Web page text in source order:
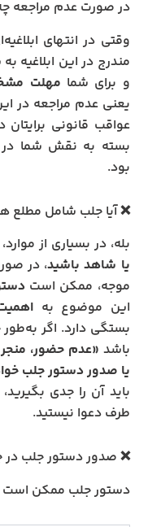
در صورت عدم مراجعه
وقتی در انتهای
مندرج در این ابلاغیه
و برای شما مهلت
یعنی عدم مراجعه در
عواقب قانونی
بسته به نقش شما در
بود.
❌ آیا جلب شامل
بله، در بسیاری از
یا شاهد باشید، در
موجه، ممکن است
این موضوع به
بستگی دارد. اگر به‌طور
باشد «عدم حضور،
یا صدور دستور جلب
باید آن را جدی
طرف دعوا نیستید.
❌ صدور دستور جلب
دستور جلب ممکن است